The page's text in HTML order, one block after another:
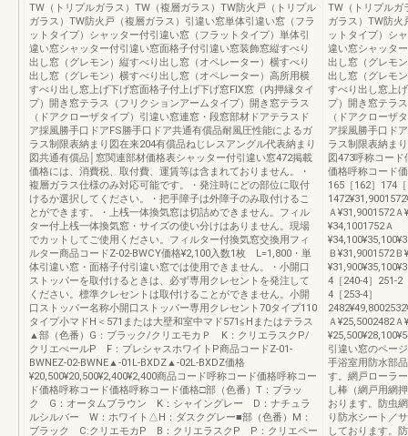
TW（トリプルガラス）TW（複層ガラス）TW防火戸（トリプル
ガラス）TW防火戸（複層ガラス）引違い窓単体引違い窓（フラ
ットタイプ）シャッター付引違い窓（フラットタイプ）単体引
違い窓シャッター付引違い窓面格子付引違い窓装飾窓縦すべり
出し窓（グレモン）縦すべり出し窓（オペレーター）横すべり
出し窓（グレモン）横すべり出し窓（オペレーター）高所用横
すべり出し窓上げ下げ窓面格子付上げ下げ窓FIX窓（内押縁タイ
プ）開き窓テラス（フリクションアームタイプ）開き窓テラス
（ドアクローザタイプ）引違い窓連窓・段窓部材ドアテラスド
ア採風勝手口ドアFS勝手口ドア共通有償品耐風圧性能によるガ
ラス制限表納まり図在来204有償品ねじレスアングル代表納まり
図共通有償品│窓関連部材価格表シャッター付引違い窓472掲載
価格には、消費税、取付費、運賃等は含まれておりません。・
複層ガラス仕様のみ対応可能です。・発注時にどの部位に取付
けるか選択してください。・把手障子は外障子のみ取付けるこ
とができます。・上桟一体換気窓は切詰めできません。フィル
ター付上桟一体換気窓・サイズの使い分けはありません。現場
でカットしてご使用ください。フィルター付換気窓交換用フィ
ルター商品コードZ-02-BWCY価格¥2,100入数1枚 L=1,800・単
体引違い窓・面格子付引違い窓では使用できません。・小開口
ストッパーを取付けるときは、必ず専用クレセントを発注して
ください。標準クレセントは取付けることができません。小開
口ストッパー名称小開口ストッパー専用クレセント70タイプ110
タイプ小マドH＜571または大壁和室中マド571≦Hまたはテラス
▲部（色番）G：ブラック/クリエモカＰ K：クリエラスクP/
クリエぺールP F：プレシャスホワイトP商品コードZ-01-
BWNEZ-02-BWNE▲-01L-BXDZ▲-02L-BXDZ価格
¥20,500¥20,500¥2,400¥2,400商品コード呼称コード価格呼称コー
ド価格呼称コード価格呼称コード価格□部（色番）T：ブラッ
ク G：オータムブラウン K：シャイングレー D：ナチュラ
ルシルバー W：ホワイト△H：ダスクグレー■部（色番）M：
ブラック C:クリエモカP B：クリエラスクP P：クリエペー
TW（トリプルガ
ガラス）TW防火
ットタイプ）シ
違い窓シャッタ
出し窓（グレモ
出し窓（グレモ
すべり出し窓上
プ）開き窓テラ
（ドアクローザ
ア採風勝手口ド
ラス制限表納ま
図473呼称コー
価格呼称コード
165［162］174
Ａ¥31,9001572
¥34,1001752Ａ
Ｂ¥31,9001572
4［240-4］251-2
4［253-4］
Ａ¥25,5002482
引違い窓のペー
手浴室用防水部
す。網戸ローラ
し棒（網戸用網
おります。防虫
り防水シート／
しております。